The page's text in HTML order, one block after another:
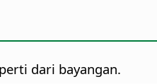
dari bayangan.